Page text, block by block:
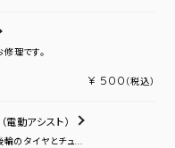
理です。
¥ 500 （税込）
（電動アシスト）
のタイヤとチュ...